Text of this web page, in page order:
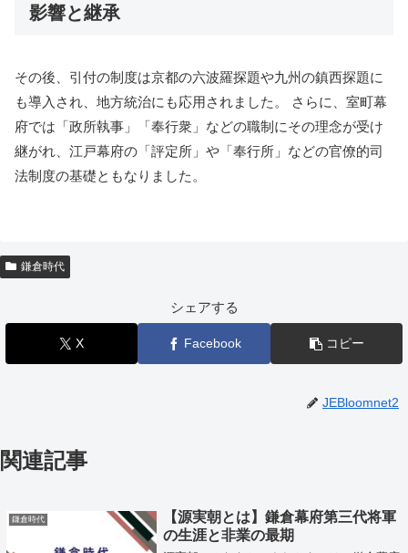
影響と継承
その後、引付の制度は京都の六波羅探題や九州の鎮西探題に
も導入され、地方統治にも応用されました。 さらに、室町幕
府では「政所執事」「奉行衆」などの職制にその理念が受け
継がれ、江戸幕府の「評定所」や「奉行所」などの官僚的司
法制度の基礎ともなりました。
鎌倉時代
シェアする
X Facebook コピー
JEBloomnet2
関連記事
鎌倉時代
【源実朝とは】鎌倉幕府第三代将軍
の生涯と非業の最期